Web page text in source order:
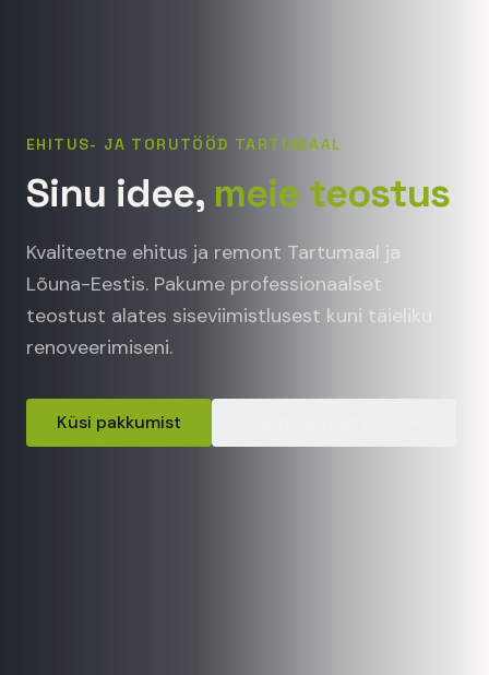
EHITUS- JA TORUTÖÖD TARTUMAAL
Sinu idee, meie teostus
Kvaliteetne ehitus ja remont Tartumaal ja
Lõuna-Eestis. Pakume professionaalset
teostust alates siseviimistlusest kuni täieliku
renoveerimiseni.
Küsi pakkumist